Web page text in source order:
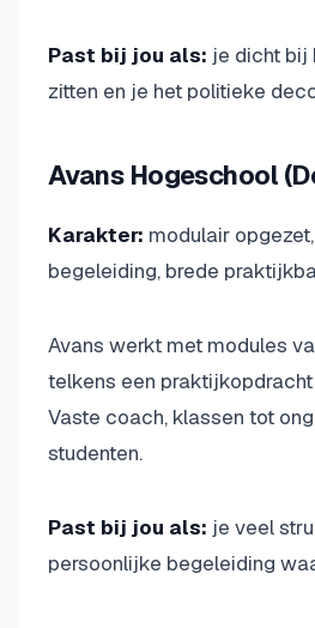
Past bij jou als: je dicht bij
zitten en je het politieke
Avans Hogeschool
Karakter: modulair
begeleiding, brede
Avans werkt met modules
telkens een
Vaste coach, klassen tot
studenten.
Past bij jou als: je veel
persoonlijke begeleiding